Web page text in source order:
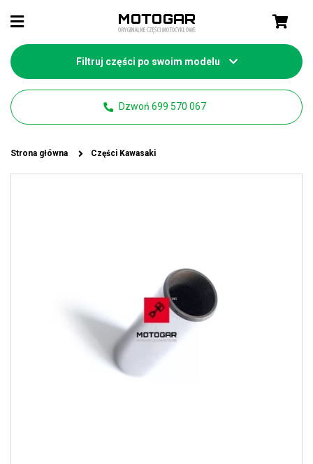
Filtruj części po swoim modelu
Dzwoń 699 570 067
Strona główna Części Kawasaki